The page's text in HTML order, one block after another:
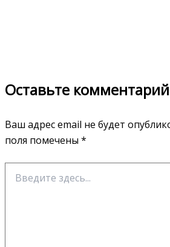
Оставьте комментарий
Ваш адрес email не будет
поля помечены *
здесь...